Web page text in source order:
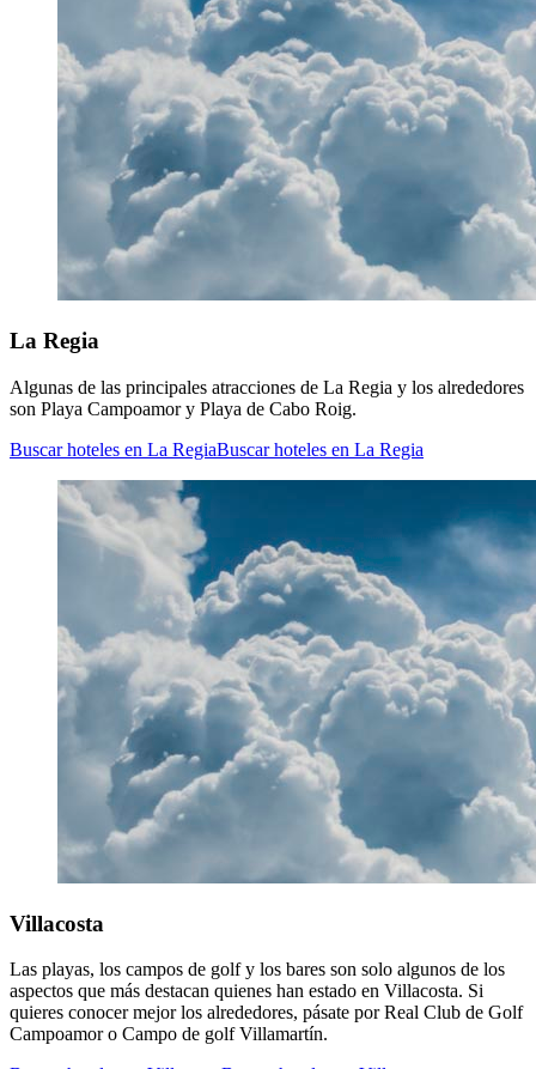
La Regia
Algunas de las principales atracciones de La Regia y los alrededores
son Playa Campoamor y Playa de Cabo Roig.
Buscar hoteles en La RegiaBuscar hoteles en La Regia
Villacosta
Las playas, los campos de golf y los bares son solo algunos de los
aspectos que más destacan quienes han estado en Villacosta. Si
quieres conocer mejor los alrededores, pásate por Real Club de Golf
Campoamor o Campo de golf Villamartín.